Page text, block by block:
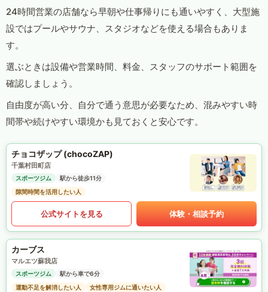
24時間営業の店舗なら早朝や仕事帰りにも通いやすく、大型施
設ではプールやサウナ、スタジオなどを使える場合もありま
す。
選ぶときは設備や営業時間、料金、スタッフのサポート範囲を
確認しましょう。
自由度が高い分、自分で通う意思が必要なため、混みやすい時
間帯や続けやすい環境かも見ておくと安心です。
チョコザップ (chocoZAP)
千葉村田町店
スポーツジム
駅から徒歩11分
隙間時間を活用したい人
公式サイトを見る 体験・相談予約
カーブス
マルエツ蘇我店
スポーツジム
駅から車で6分
運動不足を解消したい人
女性専用ジムに通いたい人